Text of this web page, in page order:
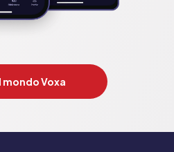
mondo Voxa